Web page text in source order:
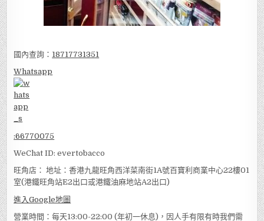
國內查詢： 18717731351
Whatsapp
:66770075
WeChat ID: evertobacco
旺角店： 地址：香港九龍旺角西洋菜南街1A號百寶利商業中心22樓01
室(港鐵旺角站E2出口或港鐵油麻地站A2出口)
進入Google地圖
營業時間：每天13:00-22:00 (年初一休息)，因人手有限有時我們需